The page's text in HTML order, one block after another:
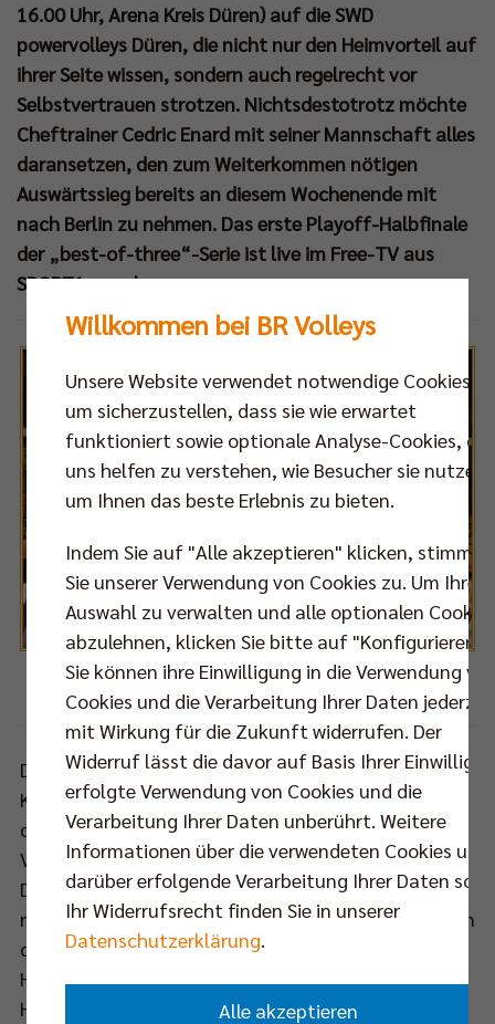
16.00 Uhr, Arena Kreis Düren) auf die SWD
powervolleys Düren, die nicht nur den Heimvorteil auf
ihrer Seite wissen, sondern auch regelrecht vor
Selbstvertrauen strotzen. Nichtsdestotrotz möchte
Cheftrainer Cedric Enard mit seiner Mannschaft alles
daransetzen, den zum Weiterkommen nötigen
Auswärtssieg bereits an diesem Wochenende mit
nach Berlin zu nehmen. Das erste Playoff-Halbfinale
der „best-of-three“-Serie ist live im Free-TV aus
SPORT1 zu sehen.
Foto: Eckhard Herfet
Die bekanntermaßen breite Brust des Powervolleys-
Kapitäns Michael Andrei und seiner Mitstreiter
dürfte in den vergangenen Wochen noch einmal an
Volumen zugelegt haben. Schließlich gehen die
Dürener mit einer bemerkenswerten Siegesserie von
neun ungeschlagenen Spielen (davon achtmal 3:0) in
das Halbfinale gegen den Titelverteidiger aus der
Hauptstadt. Dank einer beeindruckend konstanten
Hauptrunde hat sich das Team von Cheftrainer
Willkommen bei BR Volleys
Unsere Website verwendet notwendige Cookies,
um sicherzustellen, dass sie wie erwartet
funktioniert sowie optionale Analyse-Cookies, die
uns helfen zu verstehen, wie Besucher sie nutzen,
um Ihnen das beste Erlebnis zu bieten.
Indem Sie auf "Alle akzeptieren" klicken, stimmen
Sie unserer Verwendung von Cookies zu. Um Ihre
Auswahl zu verwalten und alle optionalen Cookies
abzulehnen, klicken Sie bitte auf "Konfigurieren".
Sie können ihre Einwilligung in die Verwendung
Cookies und die Verarbeitung Ihrer Daten
mit Wirkung für die Zukunft widerrufen. Der
Widerruf lässt die davor auf Basis Ihrer
erfolgte Verwendung von Cookies und die
Verarbeitung Ihrer Daten unberührt. Weitere
Informationen über die verwendeten Cookies und
darüber erfolgende Verarbeitung Ihrer Daten
Ihr Widerrufsrecht finden Sie in unserer
Datenschutzerklärung.
Alle akzeptieren